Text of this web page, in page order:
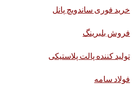
خرید فوری ساندویچ پانل
فروش بلبرینگ
تولید کننده پالت پلاستیکی
فولاد سامه